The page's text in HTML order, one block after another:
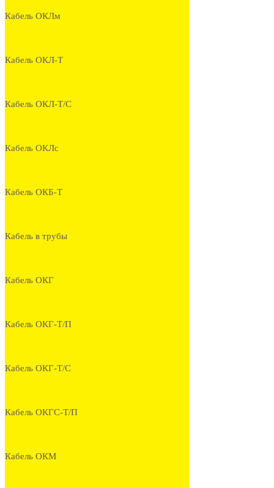
Кабель ОКЛм
Кабель ОКЛ-Т
Кабель ОКЛ-Т/С
Кабель ОКЛс
Кабель ОКБ-Т
Кабель в трубы
Кабель ОКГ
Кабель ОКГ-Т/П
Кабель ОКГ-Т/С
Кабель ОКГС-Т/П
Кабель ОКМ